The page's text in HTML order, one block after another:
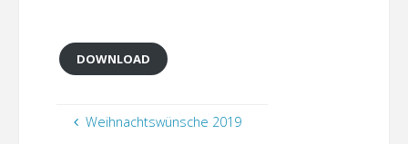
DOWNLOAD
Weihnachtswünsche 2019